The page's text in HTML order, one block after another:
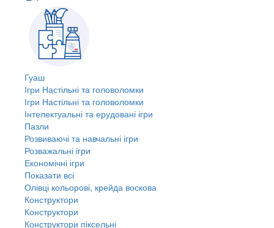
Гуаш
Ігри Настільні та головоломки
Ігри Настільні та головоломки
Інтелектуальні та ерудовані ігри
Пазли
Розвиваючі та навчальні ігри
Розважальні ігри
Економічні ігри
Показати всі
Олівці кольорові, крейда воскова
Конструктори
Конструктори
Конструктори піксельні